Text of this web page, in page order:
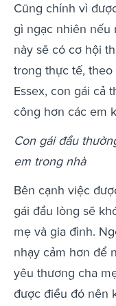
Cũng chính vì
gì ngạc nhiên nếu
này sẽ có cơ hội
trong thực tế,
Essex, con gái cả
công hơn các em
Con gái đầu
em trong nhà
Bên cạnh việc
gái đầu lòng sẽ
mẹ và gia đình.
nhạy cảm hơn để
yêu thương cha
được điều đó nên